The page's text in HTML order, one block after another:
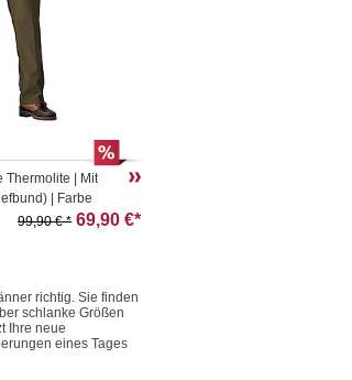
Thermolite | Mit
| Farbe
99,90 € *69,90 €*
richtig. Sie finden
schlanke Größen
Ihre neue
eines Tages